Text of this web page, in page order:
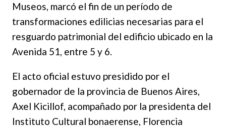
Museos, marcó el fin de un período de
transformaciones edilicias necesarias para el
resguardo patrimonial del edificio ubicado en la
Avenida 51, entre 5 y 6.
El acto oficial estuvo presidido por el
gobernador de la provincia de Buenos Aires,
Axel Kicillof, acompañado por la presidenta del
Instituto Cultural bonaerense, Florencia